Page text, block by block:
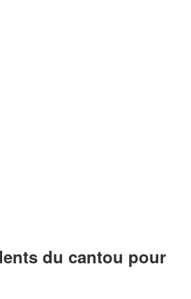
du cantou pour